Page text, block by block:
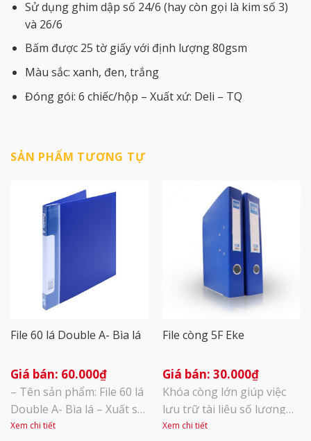
Sử dụng ghim dập số 24/6 (hay còn gọi là kim số 3)
và 26/6
Bấm được 25 tờ giấy với định lượng 80gsm
Màu sắc: xanh, đen, trắng
Đóng gói: 6 chiếc/hộp – Xuất xứ: Deli – TQ
SẢN PHẨM TƯƠNG TỰ
File 60 lá Double A- Bìa lá
60.000₫
– Tên sản phẩm: File 60 lá
Double A- Bìa lá – Xuất sứ:
Thái Lan – Kích thước:
Xem chi tiết
File còng 5F Eke
30.000₫
Khóa còng lớn giúp việc
lưu trữ tài liệu số lượng
lớn trở nên dễ dàng và
Xem chi tiết